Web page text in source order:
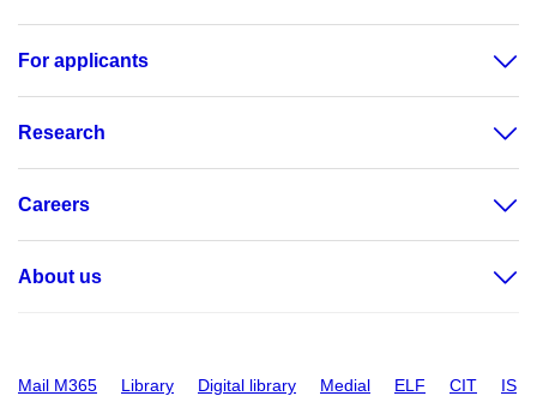
For applicants
Research
Careers
About us
Mail M365 Library Digital library Medial ELF CIT IS